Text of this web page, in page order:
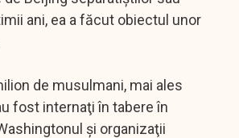
ani, ea a făcut obiectul unor
de musulmani, mai ales
fost internaţi în tabere în
şi organizaţii